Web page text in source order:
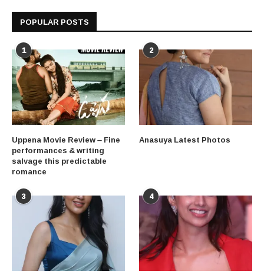
POPULAR POSTS
1
Uppena Movie Review – Fine
performances & writing
salvage this predictable
romance
2
Anasuya Latest Photos
3 4